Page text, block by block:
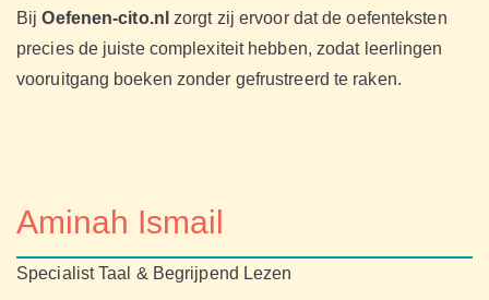
BijOefenen-cito.nl zorgt zij ervoor dat de oefenteksten
precies de juiste complexiteit hebben, zodat leerlingen
vooruitgang boeken zonder gefrustreerd te raken.
Aminah Ismail
Specialist Taal & Begrijpend Lezen